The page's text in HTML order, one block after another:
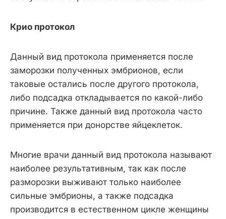
Крио протокол
Данный вид протокола применяется после
заморозки полученных эмбрионов, если
таковые остались после другого протокола,
либо подсадка откладывается по какой-либо
причине. Также данный вид протокола часто
применяется при донорстве яйцеклеток.
Многие врачи данный вид протокола называют
наиболее результативным, так как после
разморозки выживают только наиболее
сильные эмбрионы, а также подсадка
производится в естественном цикле женщины